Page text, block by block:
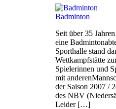
Badminton
Seit über 35
eine
Sporthalle stand
Wettkampfstätte
Spielerinnen und
mit
der Saison 2007 /
des NBV
Leider […]